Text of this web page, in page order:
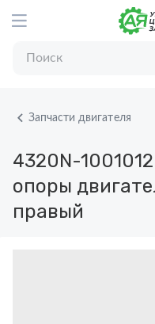
Запчасти двигателя
4320N-1001012
опоры
правый